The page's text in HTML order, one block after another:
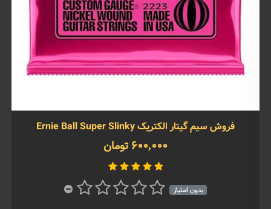
فروش سیم گیتار الکتریک Ernie Ball Super Slinky
600,000 تومان
بدون امتیاز